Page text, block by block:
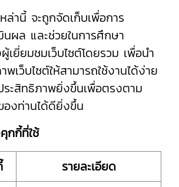
านี้ จะถูกจัดเก็บเพื่อการ
นผล และช่วยในการศึกษา
ยี่ยมชมเว็บไซต์โดยรวม เพื่อนำ
ว็บไซต์ให้สามารถใช้งานได้ง่าย
ระสิทธิภาพยิ่งขึ้นเพื่อตรงตาม
องท่านได้ดียิ่งขึ้น
กกี้ที่ใช้
รายละเอียด